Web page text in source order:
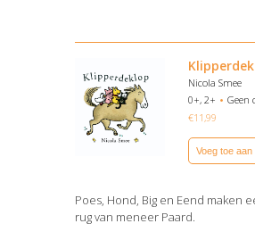
Nicola Smee
0+, 2+
Geen
€11,99
Voeg toe
Poes, Hond, Big en Eend maken
rug van meneer Paard.